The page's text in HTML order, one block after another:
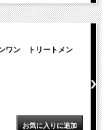
ワン トリートメン